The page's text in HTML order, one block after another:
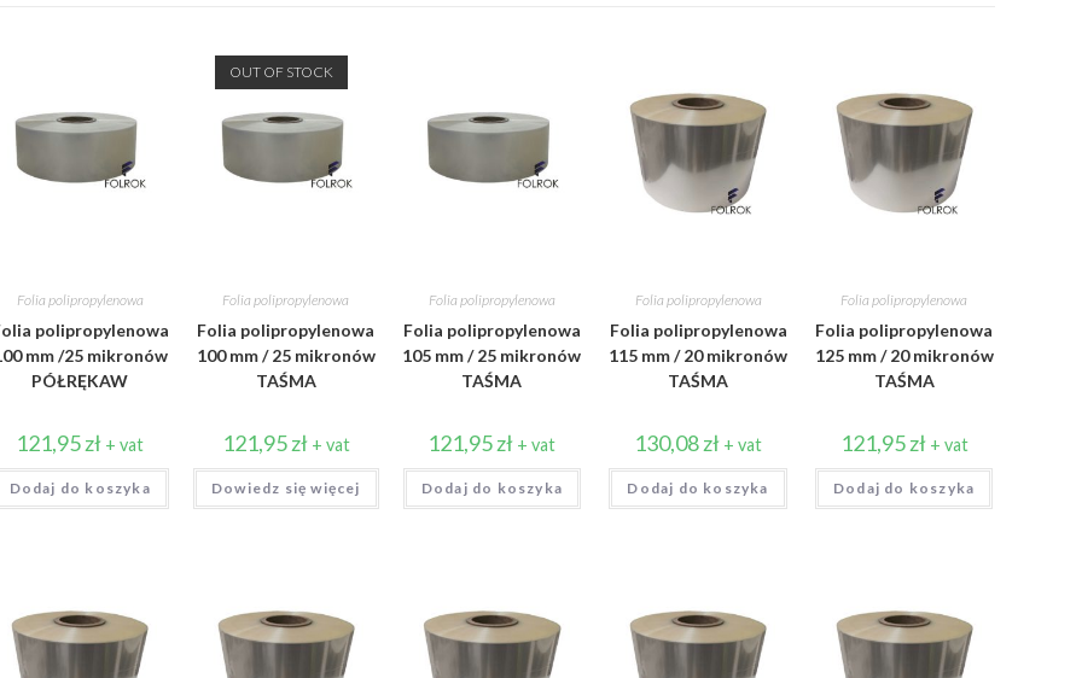
Folia polipropylenowa
polipropylenowa
mm /25 mikronów
PÓŁRĘKAW
121,95zł + vat
Dodaj do koszyka
OUT OF STOCK
Folia polipropylenowa
Folia polipropylenowa
100 mm / 25 mikronów
TAŚMA
121,95zł + vat
Dowiedz się więcej
Folia polipropylenowa
Folia polipropylenowa
105 mm / 25 mikronów
TAŚMA
121,95zł + vat
Dodaj do koszyka
Folia polipropylenowa
Folia polipropylenowa
115 mm / 20 mikronów
TAŚMA
130,08zł + vat
Dodaj do koszyka
Folia polipropylenowa
Folia polipropylenowa
125 mm / 20 mikronów
TAŚMA
121,95zł + vat
Dodaj do koszyka